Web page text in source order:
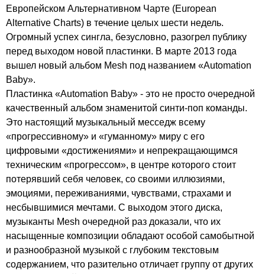
Европейском Альтернативном Чарте (European
Alternative Charts) в течение целых шести недель.
Огромный успех сингла, безусловно, разогрел публику
перед выходом новой пластинки. В марте 2013 года
вышел новый альбом Mesh под названием «Automation
Baby».
Пластинка «Automation Baby» - это не просто очередной
качественный альбом знаменитой синти-поп команды.
Это настоящий музыкальный месседж всему
«прогрессивному» и «гуманному» миру с его
цифровыми «достижениями» и непрекращающимся
техническим «прогрессом», в центре которого стоит
потерявший себя человек, со своими иллюзиями,
эмоциями, переживаниями, чувствами, страхами и
несбывшимися мечтами. С выходом этого диска,
музыканты Mesh очередной раз доказали, что их
насыщенные композиции обладают особой самобытной
и разнообразной музыкой с глубоким текстовым
содержанием, что разительно отличает группу от других